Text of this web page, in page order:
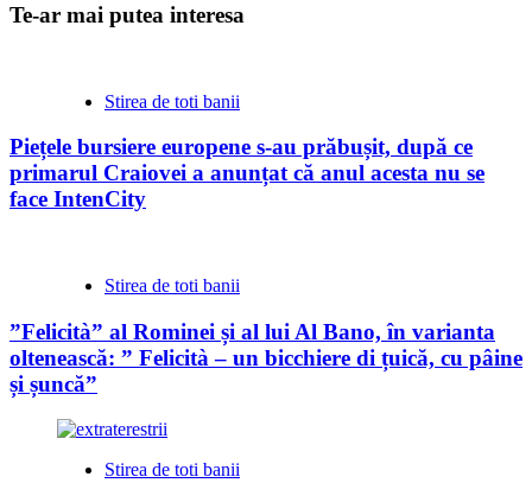
Te-ar mai putea interesa
Stirea de toti banii
Piețele bursiere europene s-au prăbușit, după ce
primarul Craiovei a anunțat că anul acesta nu se
face IntenCity
Stirea de toti banii
”Felicità” al Rominei și al lui Al Bano, în varianta
oltenească: ” Felicità – un bicchiere di țuică, cu pâine
și șuncă”
Stirea de toti banii